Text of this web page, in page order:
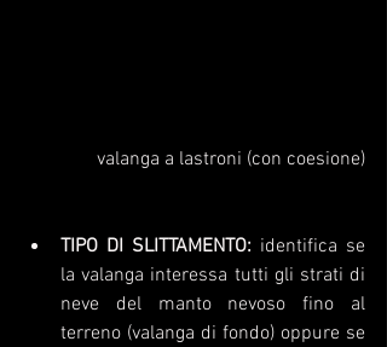
valanga a lastroni (con coesione)
TIPO DI SLITTAMENTO: identifica se
la valanga interessa tutti gli strati di
neve del manto nevoso fino al
terreno (valanga di fondo) oppure se